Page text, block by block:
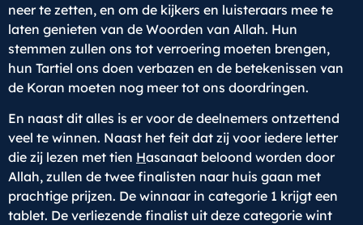
neer te zetten, en om de kijkers en luisteraars mee te
laten genieten van de Woorden van Allah. Hun
stemmen zullen ons tot verroering moeten brengen,
hun Tartiel ons doen verbazen en de betekenissen van
de Koran moeten nog meer tot ons doordringen.
En naast dit alles is er voor de deelnemers ontzettend
veel te winnen. Naast het feit dat zij voor iedere letter
die zij lezen met tien Hasanaat beloond worden door
Allah, zullen de twee finalisten naar huis gaan met
prachtige prijzen. De winnaar in categorie 1 krijgt een
tablet. De verliezende finalist uit deze categorie wint